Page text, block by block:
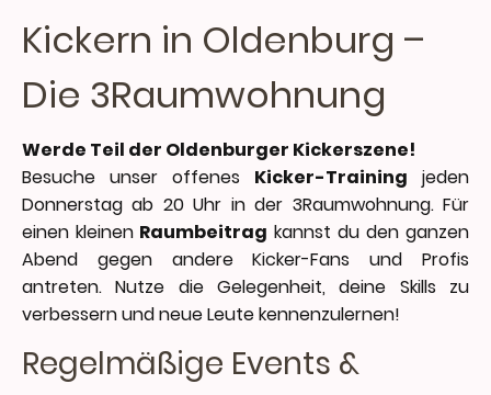
Werde Teil der Oldenburger Kickerszene!
Besuche unser offenes Kicker-Training jeden
Donnerstag ab 20 Uhr in der 3Raumwohnung. Für
einen kleinen Raumbeitrag kannst du den ganzen
Abend gegen andere Kicker-Fans und Profis
antreten. Nutze die Gelegenheit, deine Skills zu
verbessern und neue Leute kennenzulernen!
Kickern in Oldenburg –
Die 3Raumwohnung
Regelmäßige Events &